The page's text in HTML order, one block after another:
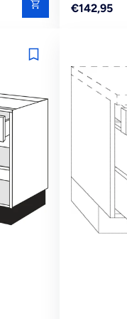
Reguliere
€142,95